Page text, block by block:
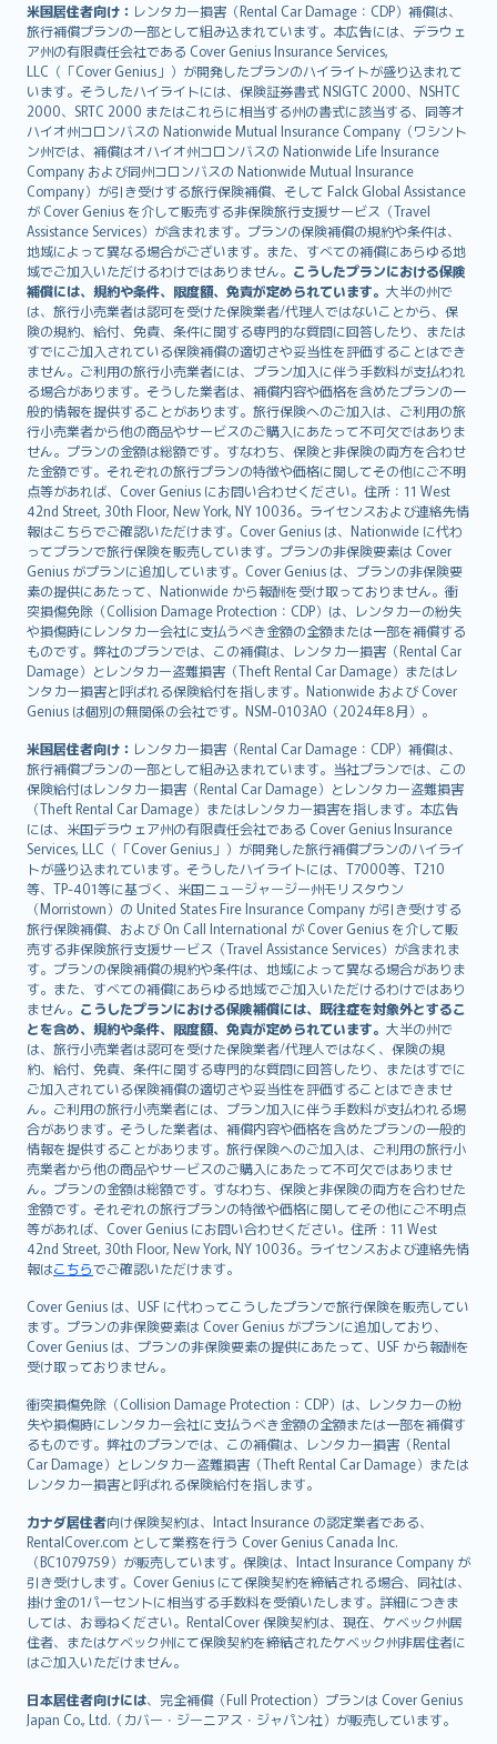
米国居住者向け： レンタカー損害（Rental Car Damage：CDP）補償は、
旅行補償プランの一部として組み込まれています。本広告には、デラウェ
ア州の有限責任会社である Cover Genius Insurance Services,
LLC（「Cover Genius」）が開発したプランのハイライトが盛り込まれて
います。そうしたハイライトには、保険証券書式 NSIGTC 2000、NSHTC
2000、SRTC 2000 またはこれらに相当する州の書式に該当する、同等オ
ハイオ州コロンバスの Nationwide Mutual Insurance Company（ワシント
ン州では、補償はオハイオ州コロンバスの Nationwide Life Insurance
Company および同州コロンバスの Nationwide Mutual Insurance
Company）が引き受けする旅行保険補償、そして Falck Global Assistance
が Cover Genius を介して販売する非保険旅行支援サービス（Travel
Assistance Services）が含まれます。プランの保険補償の規約や条件は、
地域によって異なる場合がございます。また、すべての補償にあらゆる地
域でご加入いただけるわけではありません。 こうしたプランにおける保険
補償には、規約や条件、限度額、免責が定められています。 大半の州で
は、旅行小売業者は認可を受けた保険業者/代理人ではないことから、保
険の規約、給付、免責、条件に関する専門的な質問に回答したり、または
すでにご加入されている保険補償の適切さや妥当性を評価することはでき
ません。ご利用の旅行小売業者には、プラン加入に伴う手数料が支払われ
る場合があります。そうした業者は、補償内容や価格を含めたプランの一
般的情報を提供することがあります。旅行保険へのご加入は、ご利用の旅
行小売業者から他の商品やサービスのご購入にあたって不可欠ではありま
せん。プランの金額は総額です。すなわち、保険と非保険の両方を合わせ
た金額です。それぞれの旅行プランの特徴や価格に関してその他にご不明
点等があれば、Cover Genius にお問い合わせください。住所：11 West
42nd Street, 30th Floor, New York, NY 10036。ライセンスおよび連絡先情
報はこちらでご確認いただけます。Cover Genius は、Nationwide に代わ
ってプランで旅行保険を販売しています。プランの非保険要素は Cover
Genius がプランに追加しています。Cover Genius は、プランの非保険要
素の提供にあたって、Nationwide から報酬を受け取っておりません。衝
突損傷免除（Collision Damage Protection：CDP）は、レンタカーの紛失
や損傷時にレンタカー会社に支払うべき金額の全額または一部を補償する
ものです。弊社のプランでは、この補償は、レンタカー損害（Rental Car
Damage）とレンタカー盗難損害（Theft Rental Car Damage）またはレ
ンタカー損害と呼ばれる保険給付を指します。Nationwide および Cover
Genius は個別の無関係の会社です。NSM-0103AO（2024年8月）。
米国居住者向け： レンタカー損害（Rental Car Damage：CDP）補償は、
旅行補償プランの一部として組み込まれています。当社プランでは、この
保険給付はレンタカー損害（Rental Car Damage）とレンタカー盗難損害
（Theft Rental Car Damage）またはレンタカー損害を指します。本広告
には、米国デラウェア州の有限責任会社である Cover Genius Insurance
Services, LLC（「Cover Genius」）が開発した旅行補償プランのハイライ
トが盛り込まれています。そうしたハイライトには、T7000等、T210
等、TP-401等に基づく、米国ニュージャージー州モリスタウン
（Morristown）の United States Fire Insurance Company が引き受けする
旅行保険補償、および On Call International が Cover Genius を介して販
売する非保険旅行支援サービス（Travel Assistance Services）が含まれま
す。プランの保険補償の規約や条件は、地域によって異なる場合がありま
す。また、すべての補償にあらゆる地域でご加入いただけるわけではあり
ません。 こうしたプランにおける保険補償には、既往症を対象外とするこ
とを含め、規約や条件、限度額、免責が定められています。 大半の州で
は、旅行小売業者は認可を受けた保険業者/代理人ではなく、保険の規
約、給付、免責、条件に関する専門的な質問に回答したり、またはすでに
ご加入されている保険補償の適切さや妥当性を評価することはできませ
ん。ご利用の旅行小売業者には、プラン加入に伴う手数料が支払われる場
合があります。そうした業者は、補償内容や価格を含めたプランの一般的
情報を提供することがあります。旅行保険へのご加入は、ご利用の旅行小
売業者から他の商品やサービスのご購入にあたって不可欠ではありませ
ん。プランの金額は総額です。すなわち、保険と非保険の両方を合わせた
金額です。それぞれの旅行プランの特徴や価格に関してその他にご不明点
等があれば、Cover Genius にお問い合わせください。住所：11 West
42nd Street, 30th Floor, New York, NY 10036。ライセンスおよび連絡先情
報はこちらでご確認いただけます。
Cover Genius は、USF に代わってこうしたプランで旅行保険を販売してい
ます。プランの非保険要素は Cover Genius がプランに追加しており、
Cover Genius は、プランの非保険要素の提供にあたって、USF から報酬を
受け取っておりません。
衝突損傷免除（Collision Damage Protection：CDP）は、レンタカーの紛
失や損傷時にレンタカー会社に支払うべき金額の全額または一部を補償す
るものです。弊社のプランでは、この補償は、レンタカー損害（Rental
Car Damage）とレンタカー盗難損害（Theft Rental Car Damage）または
レンタカー損害と呼ばれる保険給付を指します。
カナダ居住者向け保険契約は、Intact Insurance の認定業者である、
RentalCover.com として業務を行う Cover Genius Canada Inc.
（BC1079759）が販売しています。保険は、Intact Insurance Company が
引き受けします。Cover Genius にて保険契約を締結される場合、同社は、
掛け金の1パーセントに相当する手数料を受領いたします。詳細につきま
しては、お尋ねください。RentalCover 保険契約は、現在、ケベック州居
住者、またはケベック州にて保険契約を締結されたケベック州非居住者に
はご加入いただけません。
日本居住者向けには、完全補償（Full Protection）プランは Cover Genius
Japan Co., Ltd.（カバー・ジーニアス・ジャパン社）が販売しています。
български
català
Hrvatski
eesti
Ελληνικά
Magyar
Íslenska
Bahasa Indonesia
latviešu
Lietuviškai
Bahasa Melayu
Română
српски
Slovensky
Slovenščina
Українська
Tiếng Việt